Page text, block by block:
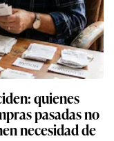
quienes
pasadas no
necesidad de